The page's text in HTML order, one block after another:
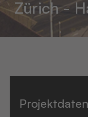
Zürich -
Projektdaten